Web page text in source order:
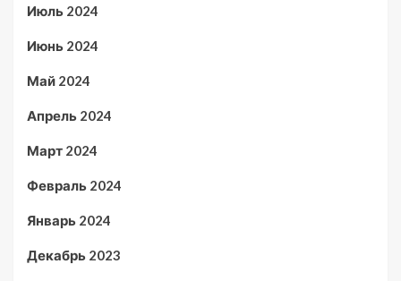
Июль 2024
Июнь 2024
Май 2024
Апрель 2024
Март 2024
Февраль 2024
Январь 2024
Декабрь 2023